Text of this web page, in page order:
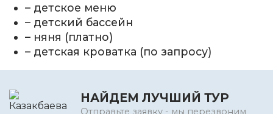
– детское меню
– детский бассейн
– няня (платно)
– детская кроватка (по запросу)
НАЙДЕМ ЛУЧШИЙ ТУР